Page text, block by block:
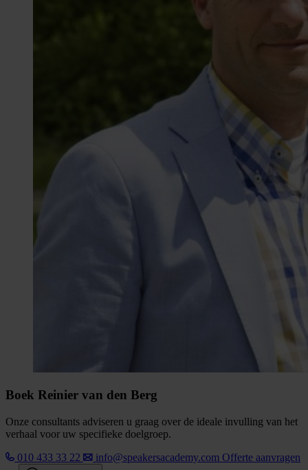
Boek Reinier van den Berg
Onze consultants adviseren u graag over de ideale invulling van het
verhaal voor uw specifieke doelgroep.
010 433 33 22
info@speakersacademy.com Offerte aanvragen